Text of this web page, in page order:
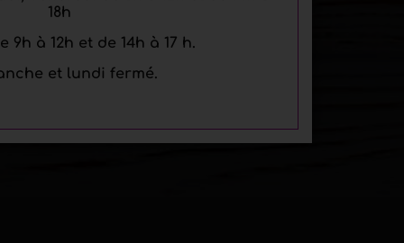
18h
9h à 12h et de 14h à 17 h.
et lundi fermé.